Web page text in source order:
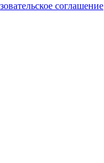
соглашение